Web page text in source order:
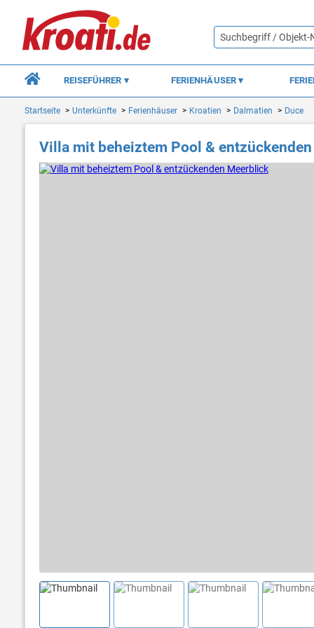
REISEFÜHRER FERIENHÄUSER
Startseite Unterkünfte Ferienhäuser Kroatien Dalmatien Duce
Villa mit beheiztem Pool &